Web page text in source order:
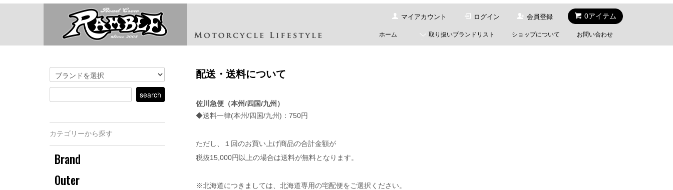
0アイテム
マイアカウント ログイン 会員登録
ホーム 取り扱いブランドリスト ショップについて お問い合わせ
配送・送料について
佐川急便（本州/四国/九州）
◆送料一律(本州/四国/九州)：750円
ただし、１回のお買い上げ商品の合計金額が
税抜15,000円以上の場合は送料が無料となります。
※北海道につきましては、北海道専用の宅配便をご選択ください。
カテゴリーから探す
Brand
Outer